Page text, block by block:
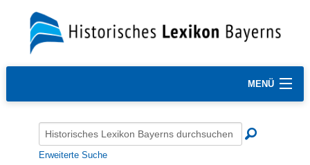
MENÜ
Erweiterte Suche